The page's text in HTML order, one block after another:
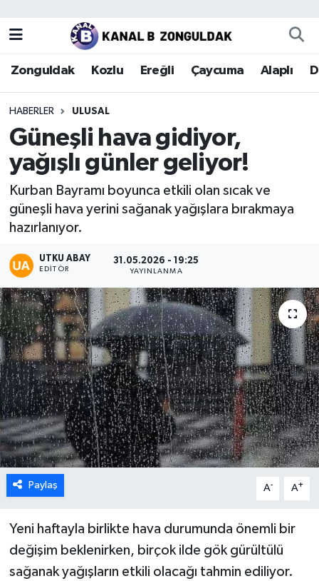
Zonguldak Kozlu Ereğli Çaycuma Alaplı
HABERLER ULUSAL
Güneşli hava gidiyor,
yağışlı günler geliyor!
Kurban Bayramı boyunca etkili olan sıcak ve
güneşli hava yerini sağanak yağışlara bırakmaya
hazırlanıyor.
UTKU ABAY
EDITÖR
31.05.2026 - 19:25
YAYINLANMA
Paylaş A- A+
Yeni haftayla birlikte hava durumunda önemli bir
değişim beklenirken, birçok ilde gök gürültülü
sağanak yağışların etkili olacağı tahmin ediliyor.
Zonguldak
Kozlu
Ereğli
Çaycuma
Alaplı
Devrek
Gökçebey
Bartın
Karabük
Spor
Ulusal
Zonguldak Nöbetçi Eczaneler
Zonguldak Hava Durumu
Zonguldak Trafik Yoğunluk Haritası
Puan Durumu ve Fikstür
Tüm Manşetler
Son Dakika Haberleri
Haber Arşivi